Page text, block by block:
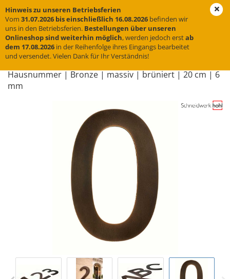
Hinweis zu unseren Betriebsferien
Vom 31.07.2026 bis einschließlich 16.08.2026 befinden wir
uns in den Betriebsferien. Bestellungen über unseren
Onlineshop sind weiterhin möglich, werden jedoch erstab
dem 17.08.2026 in der Reihenfolge ihres Eingangs bearbeitet
und versendet. Vielen Dank für Ihr Verständnis!
« Erster « zurück weiter »
Letzter »
12Artikel in dieser Kategorie
Haus­num­mer | Bron­ze | mas­siv | brü­niert | 20 cm | 6
mm